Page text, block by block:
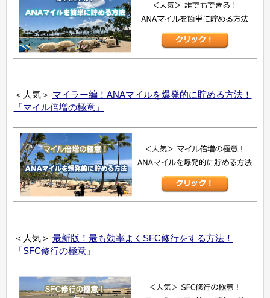
＜人気＞ マイラー編！ANAマイルを爆発的に貯める方法！
「マイル倍増の極意」
＜人気＞ 最新版！最も効率よくSFC修行をする方法！
「SFC修行の極意」